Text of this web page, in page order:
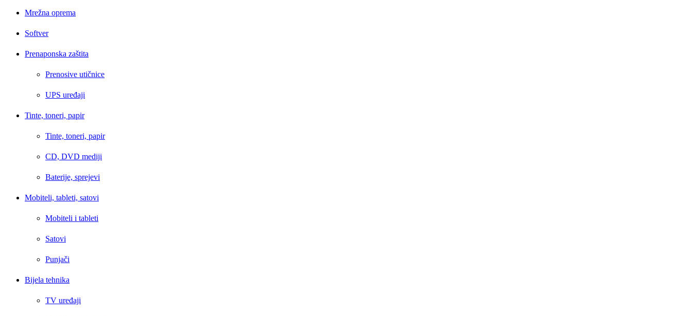
Mrežna oprema
Softver
Prenaponska zaštita
Prenosive utičnice
UPS uređaji
Tinte, toneri, papir
Tinte, toneri, papir
CD, DVD mediji
Baterije, sprejevi
Mobiteli, tableti, satovi
Mobiteli i tableti
Satovi
Punjači
Bijela tehnika
TV uređaji